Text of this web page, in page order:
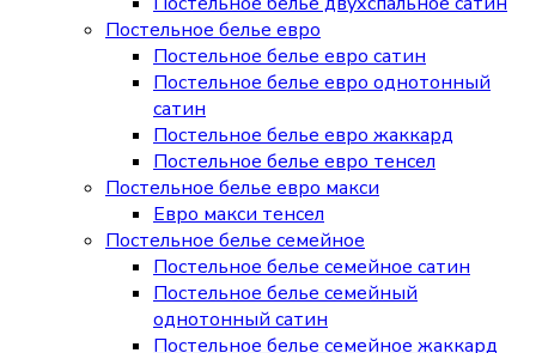
Постельное белье евро
Постельное белье евро сатин
Постельное белье евро однотонный
сатин
Постельное белье евро жаккард
Постельное белье евро тенсел
Постельное белье евро макси
Евро макси тенсел
Постельное белье семейное
Постельное белье семейное сатин
Постельное белье семейный
однотонный сатин
Постельное белье семейное жаккард